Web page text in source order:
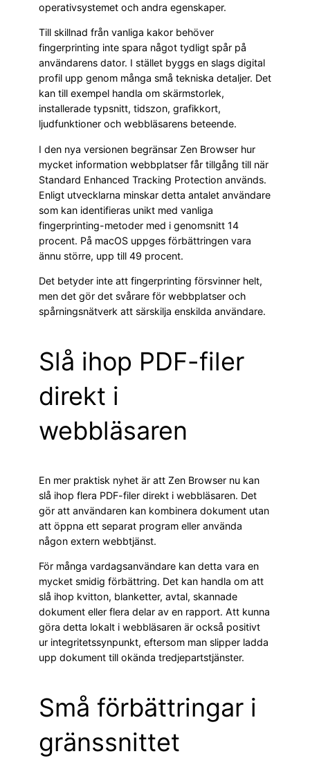
operativsystemet och andra egenskaper.
Till skillnad från vanliga kakor behöver
fingerprinting inte spara något tydligt spår på
användarens dator. I stället byggs en slags digital
profil upp genom många små tekniska detaljer. Det
kan till exempel handla om skärmstorlek,
installerade typsnitt, tidszon, grafikkort,
ljudfunktioner och webbläsarens beteende.
I den nya versionen begränsar Zen Browser hur
mycket information webbplatser får tillgång till när
Standard Enhanced Tracking Protection används.
Enligt utvecklarna minskar detta antalet användare
som kan identifieras unikt med vanliga
fingerprinting-metoder med i genomsnitt 14
procent. På macOS uppges förbättringen vara
ännu större, upp till 49 procent.
Det betyder inte att fingerprinting försvinner helt,
men det gör det svårare för webbplatser och
spårningsnätverk att särskilja enskilda användare.
Slå ihop PDF-filer
direkt i
webbläsaren
En mer praktisk nyhet är att Zen Browser nu kan
slå ihop flera PDF-filer direkt i webbläsaren. Det
gör att användaren kan kombinera dokument utan
att öppna ett separat program eller använda
någon extern webbtjänst.
För många vardagsanvändare kan detta vara en
mycket smidig förbättring. Det kan handla om att
slå ihop kvitton, blanketter, avtal, skannade
dokument eller flera delar av en rapport. Att kunna
göra detta lokalt i webbläsaren är också positivt
ur integritetssynpunkt, eftersom man slipper ladda
upp dokument till okända tredjepartstjänster.
Små förbättringar i
gränssnittet